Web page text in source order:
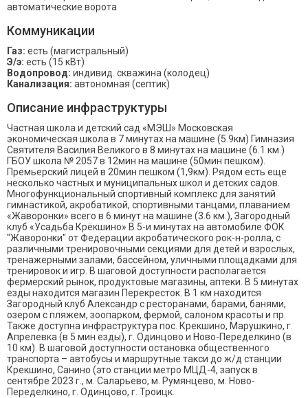
автоматические ворота
Коммуникации
Газ: есть (магистральный)
Э/э: есть (15 кВт)
Водопровод: индивид. скважина (колодец)
Канализация: автономная (септик)
Описание инфраструктуры
Частная школа и детский сад «МЭШ» Московская
экономическая школа в 7 минутах на машине (5.9км) Гимназия
Святителя Василия Великого в 8 минутах на машине (6.1 км.)
ГБОУ школа № 2057 в 12мин на машине (50мин пешком).
Премьерский лицей в 20мин пешком (1,9км). Рядом есть еще
несколько частных и муниципальных школ и детских садов.
Многофункциональный спортивный комплекс для занятий
гимнастикой, акробатикой, спортивными танцами, плаванием
«Жаворонки» всего в 6 минут на машине (3.6 км.), Загородный
клуб «Усадьба Крёкшино» В 5-и минутах на автомобиле ФОК
"Жаворонки" от Федерации акробатического рок-н-ролла, с
различными тренировочными секциями для детей и взрослых,
тренажерными залами, бассейном, уличными площадками для
тренировок и игр. В шаговой доступности располагается
фермерский рынок, продуктовые магазины, аптеки. В 5 минутах
езды находится магазин Перекресток. В 1 км находится
Загородный клуб Александр с ресторанами, барами, банями,
озером с пляжем, зоопарком, фермой, салоном красоты и пр.
Также доступна инфраструктура пос. Крекшино, Марушкино, г.
Апрелевка (в 5 мин езды), г. Одинцово и Ново-Переделкино (в
10 км). В шаговой доступности остановка общественного
транспорта – автобусы и маршрутные такси до ж/д станции
Крекшино, Санино (это станции метро МЦД-4, запуск в
сентябре 2023 г., м. Саларьево, м. Румянцево, м. Ново-
Переделкино, г. Одинцово, г. Троицк.